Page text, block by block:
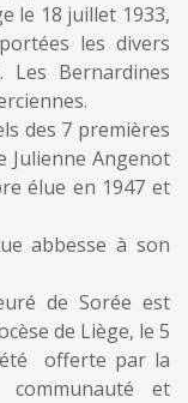
le 18 juillet 1933,
les divers
Les Bernardines
des 7 premières
Julienne Angenot
élue en 1947 et
abbesse à son
de Sorée est
de Liège, le 5
offerte par la
et